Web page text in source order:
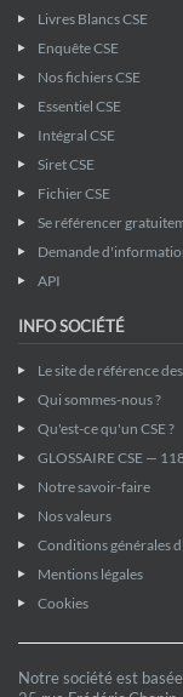
Livres Blancs CSE
Enquête CSE
Nos fichiers CSE
Essentiel CSE
Intégral CSE
Siret CSE
Fichier CSE
Se référencer
Demande
API
INFO SOCIÉTÉ
Le site de référence
Qui sommes-nous ?
Qu'est-ce qu'un CSE ?
GLOSSAIRE CSE —
Notre savoir-faire
Nos valeurs
Conditions générales
Mentions légales
Cookies
Notre société est